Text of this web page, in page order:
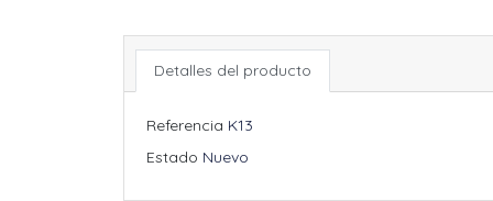
Detalles del producto
Referencia K13
Estado Nuevo